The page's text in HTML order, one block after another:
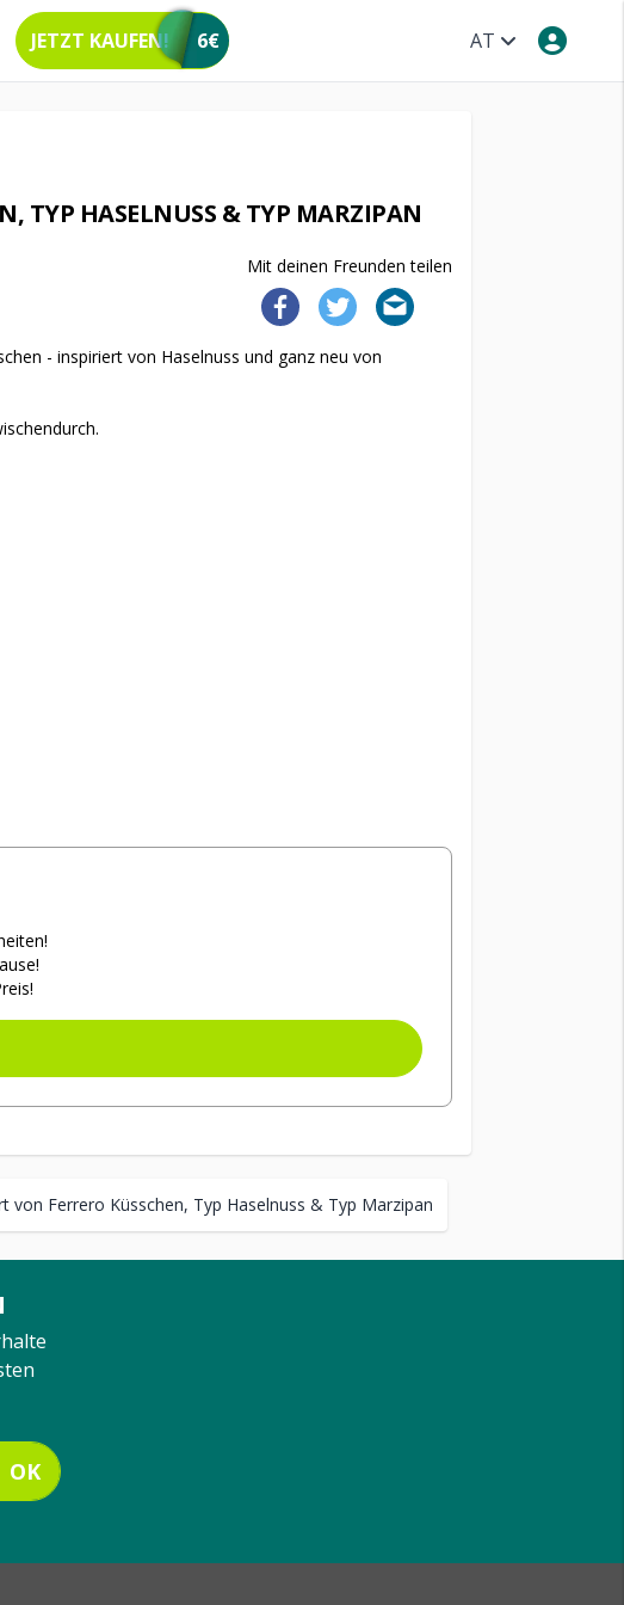
AT
JETZT KAUFEN! 6€
von Ferrero Küsschen, Typ Haselnuss & Typ Marzipan
TYP HASELNUSS & TYP MARZIPAN
Mit deinen Freunden teilen
- inspiriert von Haselnuss und ganz neu von
OK